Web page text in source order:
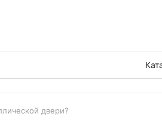
двери?